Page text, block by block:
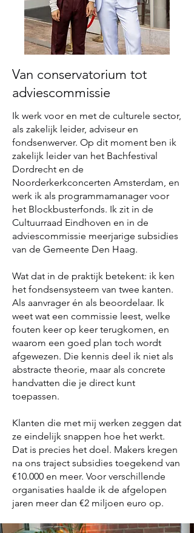
Van conservatorium tot
adviescommissie
Ik werk voor en met de culturele sector,
als zakelijk leider, adviseur en
fondsenwerver. Op dit moment ben ik
zakelijk leider van het Bachfestival
Dordrecht en de
Noorderkerkconcerten Amsterdam, en
werk ik als programmamanager voor
het Blockbusterfonds. Ik zit in de
Cultuurraad Eindhoven en in de
adviescommissie meerjarige subsidies
van de Gemeente Den Haag.
Wat dat in de praktijk betekent: ik ken
het fondsensysteem van twee kanten.
Als aanvrager én als beoordelaar. Ik
weet wat een commissie leest, welke
fouten keer op keer terugkomen, en
waarom een goed plan toch wordt
afgewezen. Die kennis deel ik niet als
abstracte theorie, maar als concrete
handvatten die je direct kunt
toepassen.
Klanten die met mij werken zeggen dat
ze eindelijk snappen hoe het werkt.
Dat is precies het doel. Makers kregen
na ons traject subsidies toegekend van
€10.000 en meer. Voor verschillende
organisaties haalde ik de afgelopen
jaren meer dan €2 miljoen euro op.